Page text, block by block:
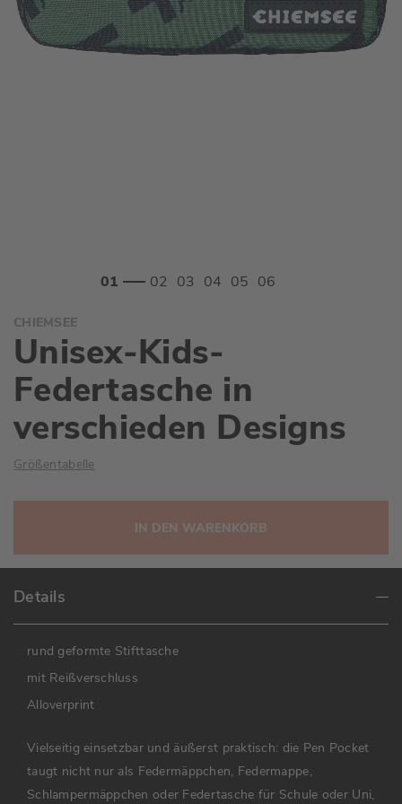
Anfang
der
Bildgalerie
springen
CHIEMSEE
Unisex-Kids-
Federtasche in
verschieden Designs
Größentabelle
IN DEN WARENKORB
Details
rund geformte Stifttasche
mit Reißverschluss
Alloverprint
Vielseitig einsetzbar und äußerst praktisch: die Pen Pocket
taugt nicht nur als Federmäppchen, Federmappe,
Schlampermäppchen oder Federtasche für Schule oder Uni,